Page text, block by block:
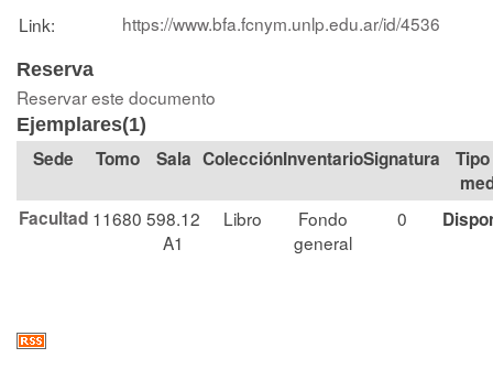
Link: https://www.bfa.fcnym.unlp.edu.ar/id/4536
Reserva
Reservar este documento
Ejemplares(1)
Tomo Sala Colección Signatura
Facultad 11680 598.12
A1
Libro
Fondo
general
0